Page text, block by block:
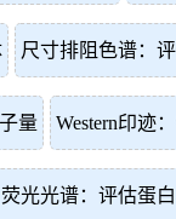
尺寸排阻色谱：
量 Western印迹
荧光光谱：评估蛋